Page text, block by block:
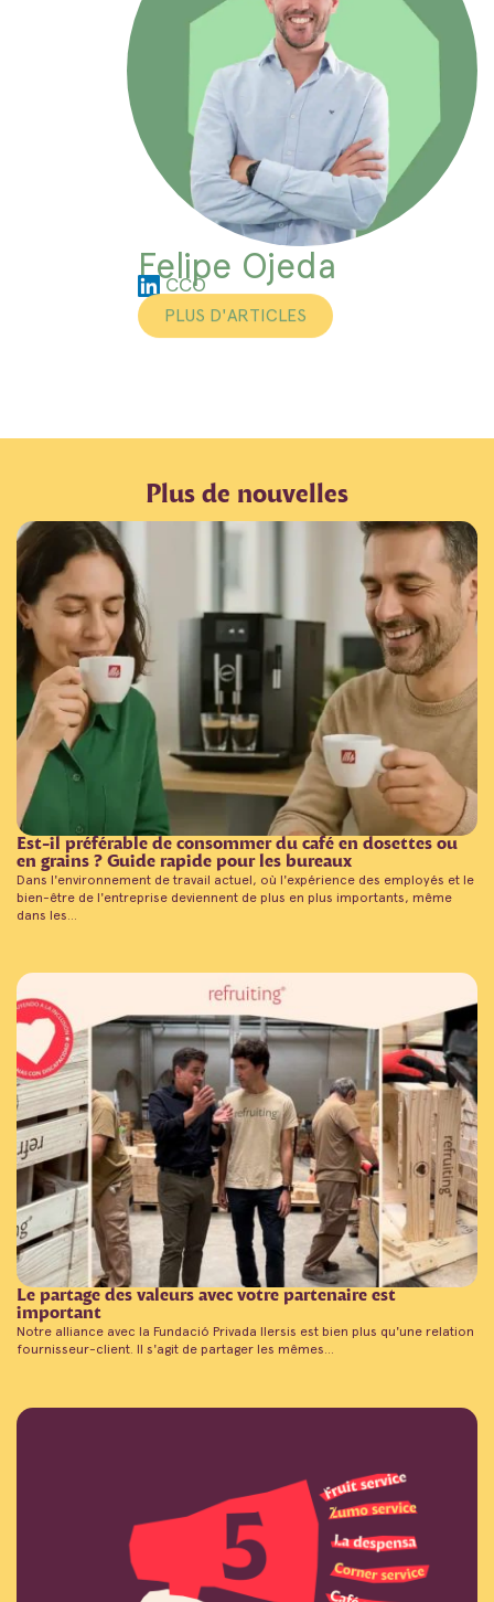
Felipe Ojeda
CCO
PLUS D'ARTICLES
Plus de nouvelles
Est-il préférable de consommer du café en dosettes ou
en grains ? Guide rapide pour les bureaux
Dans l'environnement de travail actuel, où l'expérience des employés et le
bien-être de l'entreprise deviennent de plus en plus importants, même
dans les...
Le partage des valeurs avec votre partenaire est
important
Notre alliance avec la Fundació Privada Ilersis est bien plus qu'une relation
fournisseur-client. Il s'agit de partager les mêmes...